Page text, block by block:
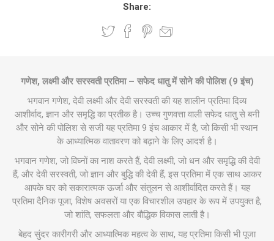
Share:
गणेश, लक्ष्मी और सरस्वती प्रतिमा – सफेद धातु में सोने की पोलिश (9 इंच)
भगवान गणेश, देवी लक्ष्मी और देवी सरस्वती की यह शालीन प्रतिमा दिव्य
आशीर्वाद, ज्ञान और समृद्धि का प्रतीक है। उच्च गुणवत्ता वाली सफेद धातु से बनी
और सोने की पोलिश से सजी यह प्रतिमा 9 इंच आकार में है, जो किसी भी स्थान
के आध्यात्मिक वातावरण को बढ़ाने के लिए आदर्श है।
भगवान गणेश, जो विघ्नों का नाश करते हैं, देवी लक्ष्मी, जो धन और समृद्धि की देवी
हैं, और देवी सरस्वती, जो ज्ञान और बुद्धि की देवी हैं, इस प्रतिमा में एक साथ आकर
आपके घर को सकारात्मक ऊर्जा और संतुलन से आशीर्वादित करते हैं। यह
प्रतिमा दैनिक पूजा, विशेष अवसरों या एक विचारशील उपहार के रूप में उपयुक्त है,
जो शांति, सफलता और बौद्धिक विकास लाती है।
बेहद सुंदर कारीगरी और आध्यात्मिक महत्व के साथ, यह प्रतिमा किसी भी पूजा